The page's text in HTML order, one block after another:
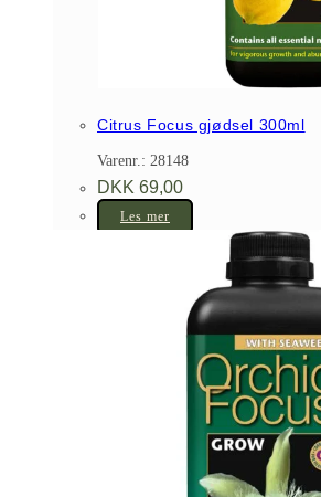
Citrus Focus gjødsel 300ml
Varenr.: 28148
DKK 69,00
Les mer